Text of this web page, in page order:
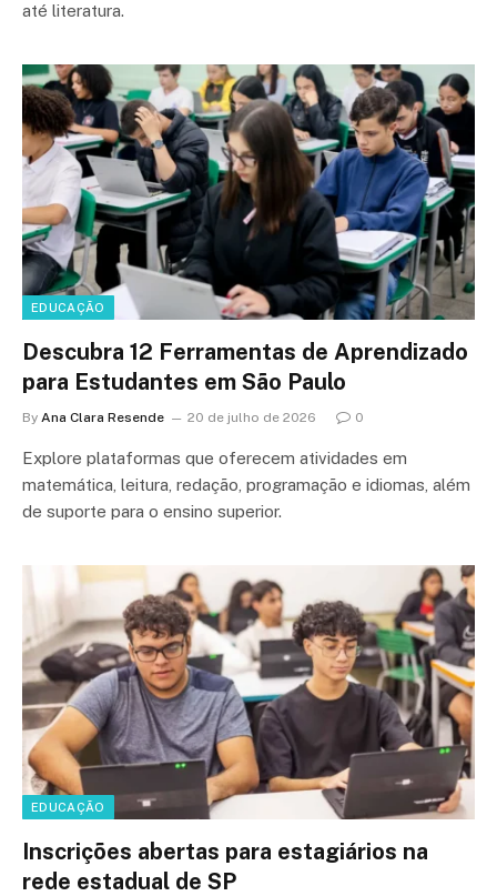
até literatura.
EDUCAÇÃO
Descubra 12 Ferramentas de Aprendizado
para Estudantes em São Paulo
By Ana Clara Resende 20 de julho de 2026 0
Explore plataformas que oferecem atividades em
matemática, leitura, redação, programação e idiomas, além
de suporte para o ensino superior.
EDUCAÇÃO
Inscrições abertas para estagiários na
rede estadual de SP